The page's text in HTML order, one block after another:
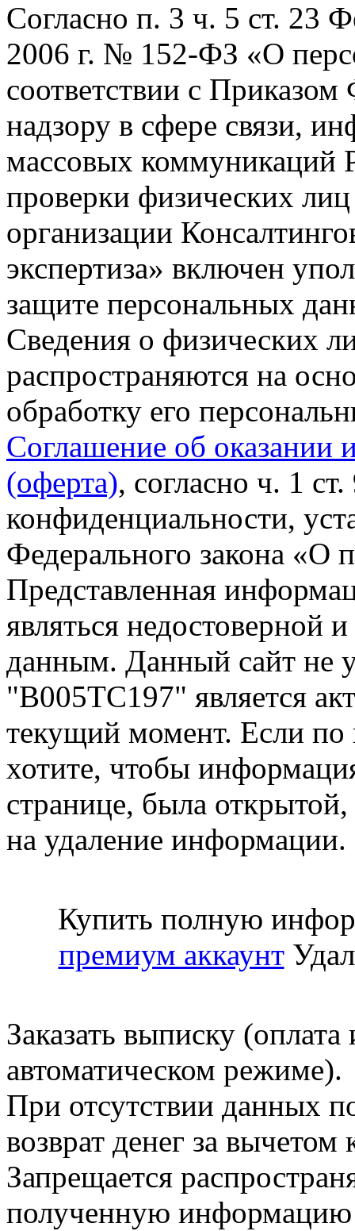
Согласно п. 3 ч. 5 ст. 23
2006 г. № 152-ФЗ «О
соответствии с
надзору в сфере связи,
массовых коммуникаций
проверки физических
организации
экспертиза» включен
защите персональных
Сведения о физических
распространяются на
обработку его
Соглашение об оказании
(оферта), согласно ч. 1
конфиденциальности,
Федерального закона «О
Представленная
являться недостоверной
данным. Данный сайт не
"В005ТС197" является
текущий момент. Если
хотите, чтобы
странице, была открытой,
на удаление информации.
Купить полную
премиум аккаунт
Заказать выписку
автоматическом режиме).
При отсутствии данных
возврат денег за
Запрещается
полученную информацию